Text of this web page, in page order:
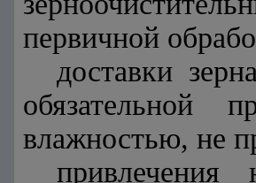
первичной
доставки
обязательной
влажностью, не
привлечения